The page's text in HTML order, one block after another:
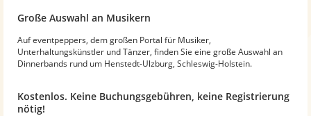
Große Auswahl an Musikern
Auf eventpeppers, dem großen Portal für Musiker,
Unterhaltungskünstler und Tänzer, finden Sie eine große Auswahl an
Dinnerbands rund um Henstedt-Ulzburg, Schleswig-Holstein.
Kostenlos. Keine Buchungsgebühren, keine Registrierung
nötig!